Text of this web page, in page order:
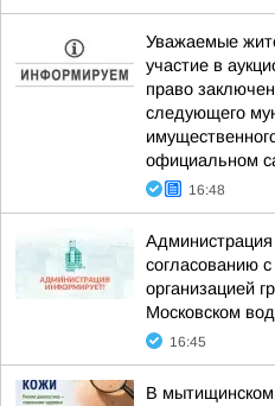
Уважаемые
участие в
право
следующего
официальном
16:48
согласованию
организацией
Московском
16:45
В